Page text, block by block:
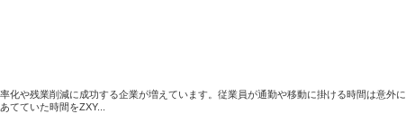
化や残業削減に成功する企業が増えています。従業員が通勤や移動に掛ける時間は意外に
てていた時間をZXY...